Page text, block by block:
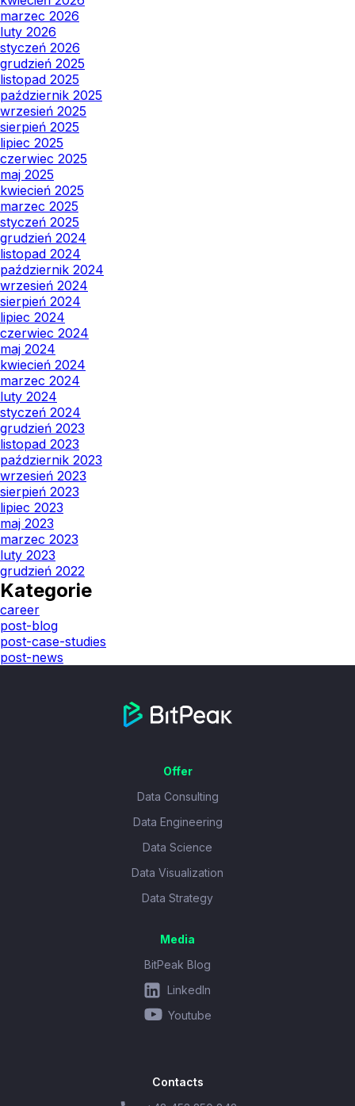
marzec 2026
luty 2026
styczeń 2026
grudzień 2025
listopad 2025
październik 2025
wrzesień 2025
sierpień 2025
lipiec 2025
czerwiec 2025
maj 2025
kwiecień 2025
marzec 2025
styczeń 2025
grudzień 2024
listopad 2024
październik 2024
wrzesień 2024
sierpień 2024
lipiec 2024
czerwiec 2024
maj 2024
kwiecień 2024
marzec 2024
luty 2024
styczeń 2024
grudzień 2023
listopad 2023
październik 2023
wrzesień 2023
sierpień 2023
lipiec 2023
maj 2023
marzec 2023
luty 2023
grudzień 2022
Kategorie
career
post-blog
post-case-studies
post-news
Offer
Data Consulting
Data Engineering
Data Science
Data Visualization
Data Strategy
Media
BitPeak Blog
LinkedIn
Youtube
Contacts